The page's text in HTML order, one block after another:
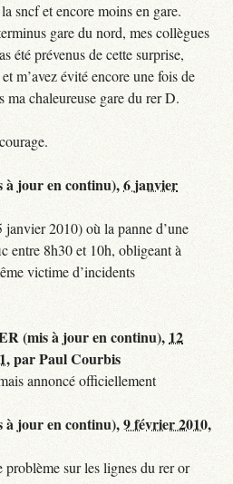
sncf et encore moins en gare.
gare du nord, mes collègues
été prévenus de cette surprise,
m’avez évité encore une fois de
ma chaleureuse gare du rer D.
à jour en continu),6 janvier
2010) où la panne d’une
entre 8h30 et 10h, obligeant à
victime d’incidents
(mis à jour en continu), 12
,parPaul Courbis
annoncé officiellement
à jour en continu),9 février 2010,
problème sur les lignes du rer or